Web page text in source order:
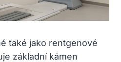
také jako rentgenové
základní kámen